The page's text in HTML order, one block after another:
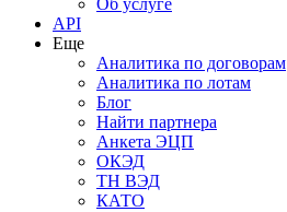
Об услуге
API
Еще
Аналитика по договорам
Аналитика по лотам
Блог
Найти партнера
Анкета ЭЦП
ОКЭД
ТН ВЭД
КАТО